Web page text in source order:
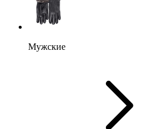
Мужские